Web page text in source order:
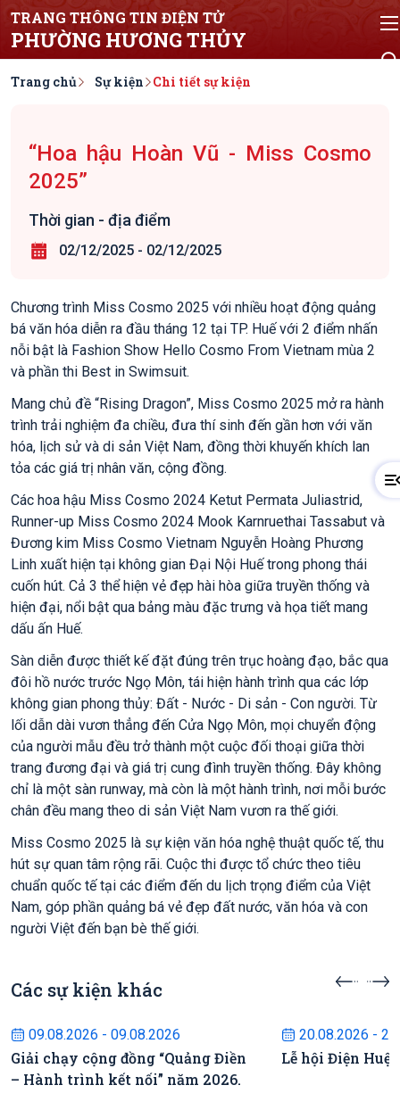
TRANG THÔNG TIN ĐIỆN TỬ
PHƯỜNG HƯƠNG THỦY
Trang chủ Sự kiện Chi tiết sự kiện
“Hoa hậu Hoàn Vũ - Miss Cosmo
2025”
Thời gian - địa điểm
02/12/2025 - 02/12/2025
Chương trình Miss Cosmo 2025 với nhiều hoạt động quảng
bá văn hóa diễn ra đầu tháng 12 tại TP. Huế với 2 điểm nhấn
nỗi bật là Fashion Show Hello Cosmo From Vietnam mùa 2
và phần thi Best in Swimsuit.
Mang chủ đề “Rising Dragon”, Miss Cosmo 2025 mở ra hành
trình trải nghiệm đa chiều, đưa thí sinh đến gần hơn với văn
hóa, lịch sử và di sản Việt Nam, đồng thời khuyến khích lan
tỏa các giá trị nhân văn, cộng đồng.
Các hoa hậu Miss Cosmo 2024 Ketut Permata Juliastrid,
Runner-up Miss Cosmo 2024 Mook Karnruethai Tassabut và
Đương kim Miss Cosmo Vietnam Nguyễn Hoàng Phương
Linh xuất hiện tại không gian Đại Nội Huế trong phong thái
cuốn hút. Cả 3 thể hiện vẻ đẹp hài hòa giữa truyền thống và
hiện đại, nổi bật qua bảng màu đặc trưng và họa tiết mang
dấu ấn Huế.
Sàn diễn được thiết kế đặt đúng trên trục hoàng đạo, bắc qua
đôi hồ nước trước Ngọ Môn, tái hiện hành trình qua các lớp
không gian phong thủy: Đất - Nước - Di sản - Con người. Từ
lối dẫn dài vươn thẳng đến Cửa Ngọ Môn, mọi chuyển động
của người mẫu đều trở thành một cuộc đối thoại giữa thời
trang đương đại và giá trị cung đình truyền thống. Đây không
chỉ là một sàn runway, mà còn là một hành trình, nơi mỗi bước
chân đều mang theo di sản Việt Nam vươn ra thế giới.
Miss Cosmo 2025 là sự kiện văn hóa nghệ thuật quốc tế, thu
hút sự quan tâm rộng rãi. Cuộc thi được tổ chức theo tiêu
chuẩn quốc tế tại các điểm đến du lịch trọng điểm của Việt
Nam, góp phần quảng bá vẻ đẹp đất nước, văn hóa và con
người Việt đến bạn bè thế giới.
Các sự kiện khác
Sự kiện sắp diễn ra
09.08.2026 - 09.08.2026
Giải chạy cộng đồng “Quảng Điền
– Hành trình kết nối” năm 2026.
20.08.2026 -
Lễ hội Điện Huệ